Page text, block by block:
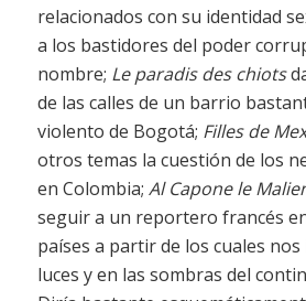
relacionados con su identidad
a los bastidores del poder
nombre; Le paradis des chiots
de las calles de un barrio
violento de Bogotá; Filles de
otros temas la cuestión de los
en Colombia; Al Capone le
seguir a un reportero francés
países a partir de los cuales
luces y en las sombras del